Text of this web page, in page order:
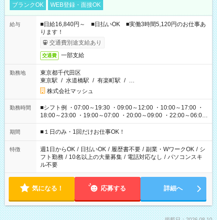
ブランクOK
WEB登録・面接OK
給与
■日給16,840円～ ■日払いOK ■実働3時間5,120円のお仕事あ
ります！
交通費別途支給あり
交通費 一部支給
勤務地
東京都千代田区
東京駅 / 水道橋駅 / 有楽町駅 / …
株式会社マッシュ
勤務時間
■シフト例 ・07:00～19:30 ・09:00～12:00 ・10:00～17:00 ・
18:00～23:00 ・19:00～07:00 ・20:00～09:00 ・22:00～06:00
etc ★最短で3時間で5,120円のお仕事から 15時間で2万円近く稼
げるお仕事も！ ご希望のお時間に合わせてご紹介！ ※シフトは
ください！
期間 ■１日のみ・1回だけお仕事OK！
特徴 週1日からOK / 日払いOK / 履歴書不要 / 副業・WワークOK / シ
フト勤務 / 10名以上の大量募集 / 電話対応なし / パソコンスキ
ル不要
気になる！ 応募する 詳細へ